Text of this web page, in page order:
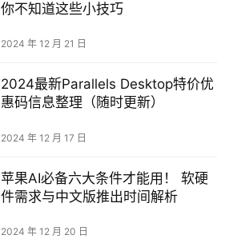
你不知道这些小技巧
2024 年 12 月 21 日
2024最新Parallels Desktop特价优
惠码信息整理（随时更新）
2024 年 12 月 17 日
苹果AI必备六大条件才能用！ 软硬
件需求与中文版推出时间解析
2024 年 12 月 20 日